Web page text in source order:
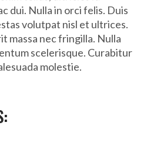
dui. Nulla in orci felis. Duis
volutpat nisl et ultrices.
massa nec fringilla. Nulla
scelerisque. Curabitur
molestie.